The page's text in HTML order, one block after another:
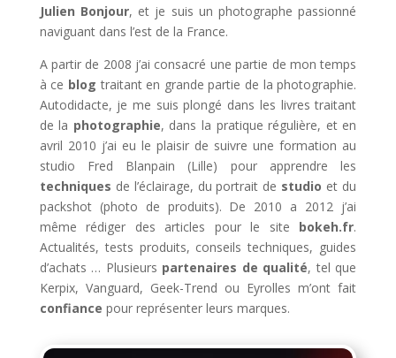
Julien Bonjour, et je suis un photographe passionné
naviguant dans l’est de la France.
A partir de 2008 j’ai consacré une partie de mon temps
à ce blog traitant en grande partie de la photographie.
Autodidacte, je me suis plongé dans les livres traitant
de la photographie, dans la pratique régulière, et en
avril 2010 j’ai eu le plaisir de suivre une formation au
studio Fred Blanpain (Lille) pour apprendre les
techniques de l’éclairage, du portrait de studio et du
packshot (photo de produits). De 2010 a 2012 j’ai
même rédiger des articles pour le site bokeh.fr.
Actualités, tests produits, conseils techniques, guides
d’achats … Plusieurs partenaires de qualité, tel que
Kerpix, Vanguard, Geek-Trend ou Eyrolles m’ont fait
confiance pour représenter leurs marques.